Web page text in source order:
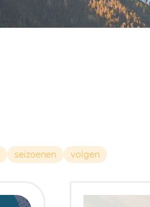
seizoenen volgen